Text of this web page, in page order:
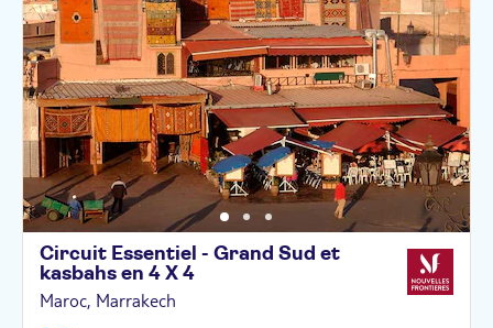
Circuit Essentiel - Grand Sud et
kasbahs en 4 X 4
Maroc, Marrakech